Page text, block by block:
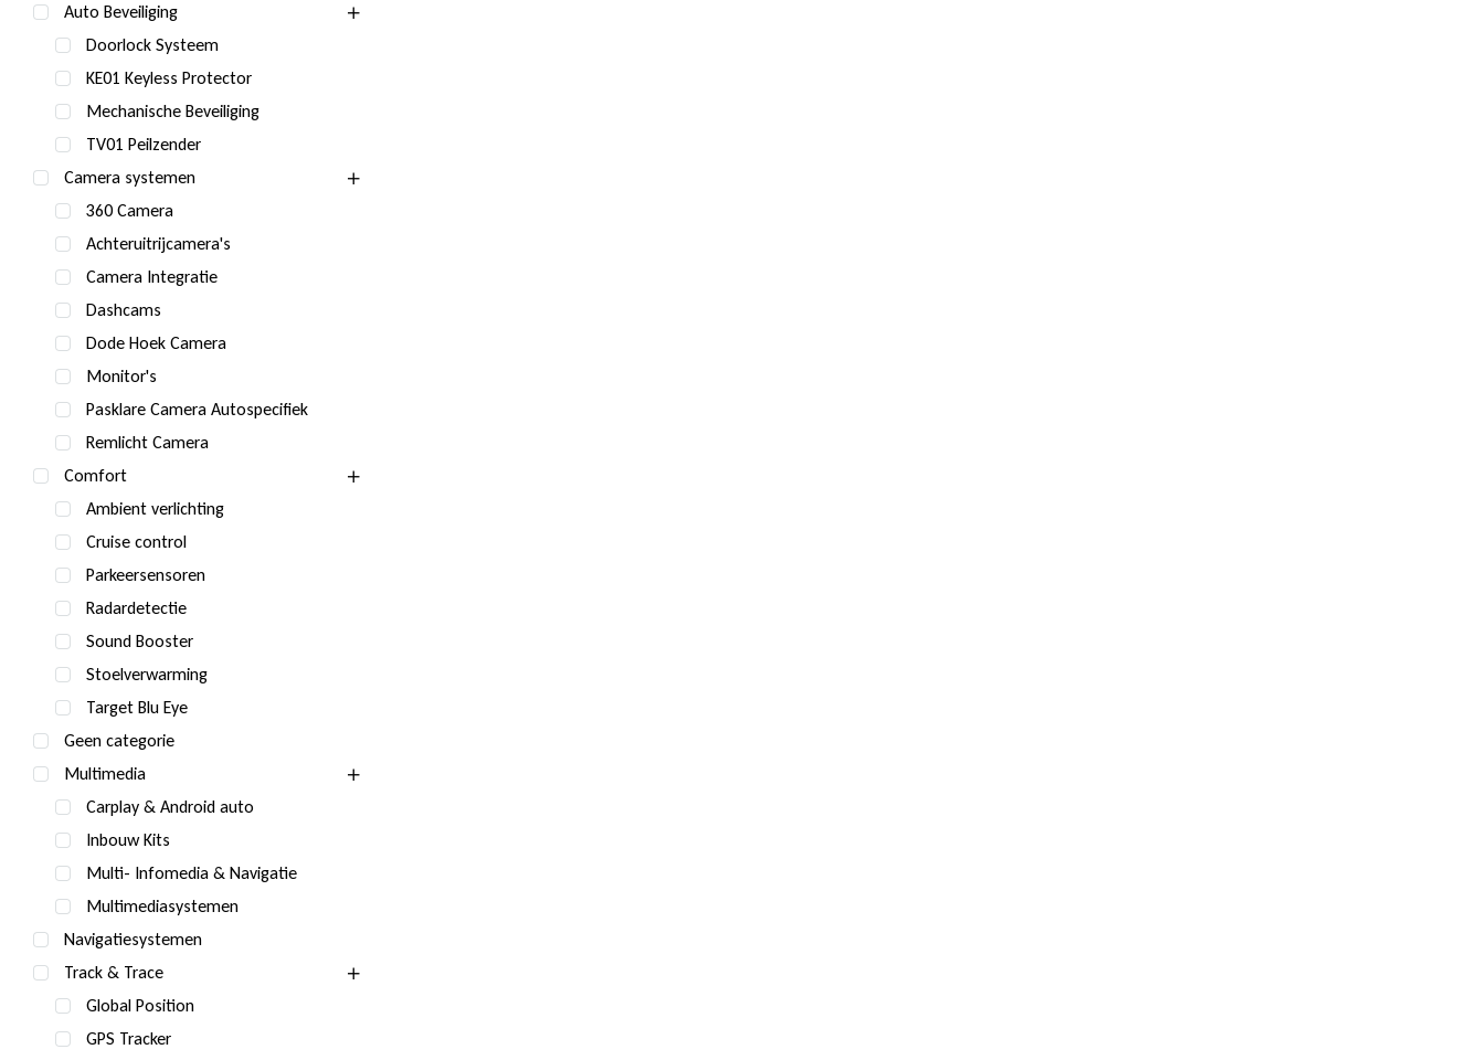
Auto Beveiliging
Doorlock Systeem
KE01 Keyless Protector
Mechanische Beveiliging
TV01 Peilzender
Camera systemen
360 Camera
Achteruitrijcamera's
Camera Integratie
Dashcams
Dode Hoek Camera
Monitor's
Pasklare Camera Autospecifiek
Remlicht Camera
Comfort
Ambient verlichting
Cruise control
Parkeersensoren
Radardetectie
Sound Booster
Stoelverwarming
Target Blu Eye
Geen categorie
Multimedia
Carplay & Android auto
Inbouw Kits
Multi- Infomedia & Navigatie
Multimediasystemen
Navigatiesystemen
Track & Trace
Global Position
GPS Tracker